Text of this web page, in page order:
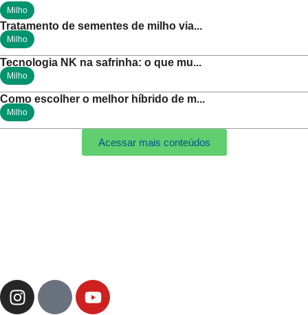
Milho
Tratamento de sementes de milho via...
Milho
Tecnologia NK na safrinha: o que mu...
Milho
Como escolher o melhor híbrido de m...
Milho
Acessar mais conteúdos